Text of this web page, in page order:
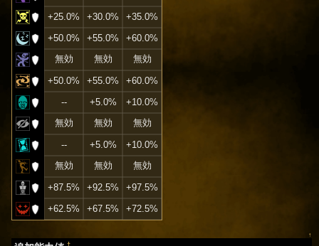
+25.0%
+30.0%
+35.0%
+50.0%
+55.0%
+60.0%
無効
無効 無効
+50.0% +55.0%
+60.0%
--
+5.0%
+10.0%
無効
無効 無効
-- +5.0%
+10.0%
無効
無効 無効
+87.5% +92.5%
+97.5%
+62.5%
+67.5% +72.5%
↑